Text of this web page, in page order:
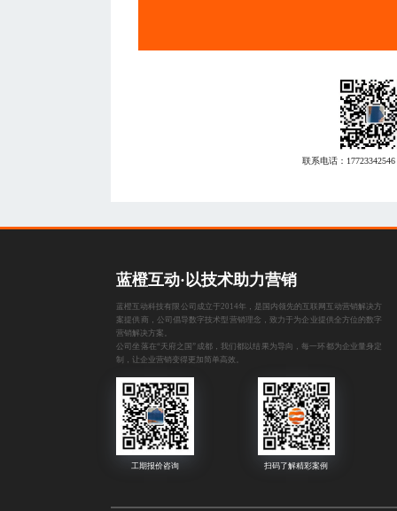
联系电话： 17723342546
蓝橙互动·以技术助力营销
蓝橙互动科技有限公司成立于2014年，是国内领先的互联网互动营销解决方
案提供商，公司倡导数字技术型营销理念，致力于为企业提供全方位的数字
营销解决方案。
公司坐落在“天府之国”成都，我们都以结果为导向，每一环都为企业量身定
制，让企业营销变得更加简单高效。